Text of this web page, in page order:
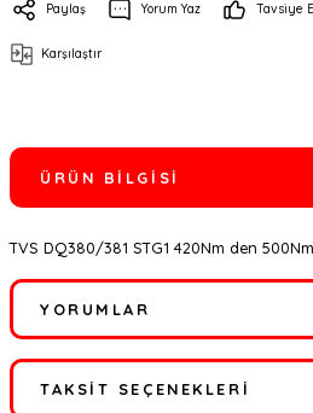
Paylaş Yorum Yaz Tavsiye
Karşılaştır
ÜRÜN BILGISI
TVS DQ380/381 STG1 420Nm den
YORUMLAR
TAKSIT SEÇENEKLERI